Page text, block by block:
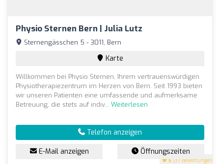
Physio Sternen Bern | Julia Lutz
5 (37 Bewertungen)
Sternengässchen 5 - 3011, Bern
Karte
Willkommen bei Physio Sternen, Ihrem vertrauenswürdigen
Physiotherapiezentrum im Herzen von Bern. Seit 1993 bieten
wir unseren Patienten eine umfassende und aufmerksame
Betreuung, die stets auf indiv... Weiterlesen
Telefon anzeigen
E-Mail anzeigen Öffnungszeiten